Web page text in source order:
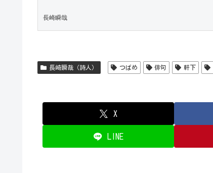
長崎瞬哉
長崎瞬哉（詩人） つばめ 俳句 軒下
X
LINE